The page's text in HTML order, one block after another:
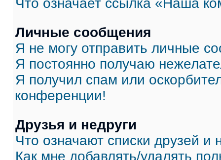
Что означает ссылка «Наша
Личные сообщения
Я не могу отправить личные
Я постоянно получаю
Я получил спам или
конференции!
Друзья и недруги
Что означают списки друзей и
Как мне добавлять/удалять